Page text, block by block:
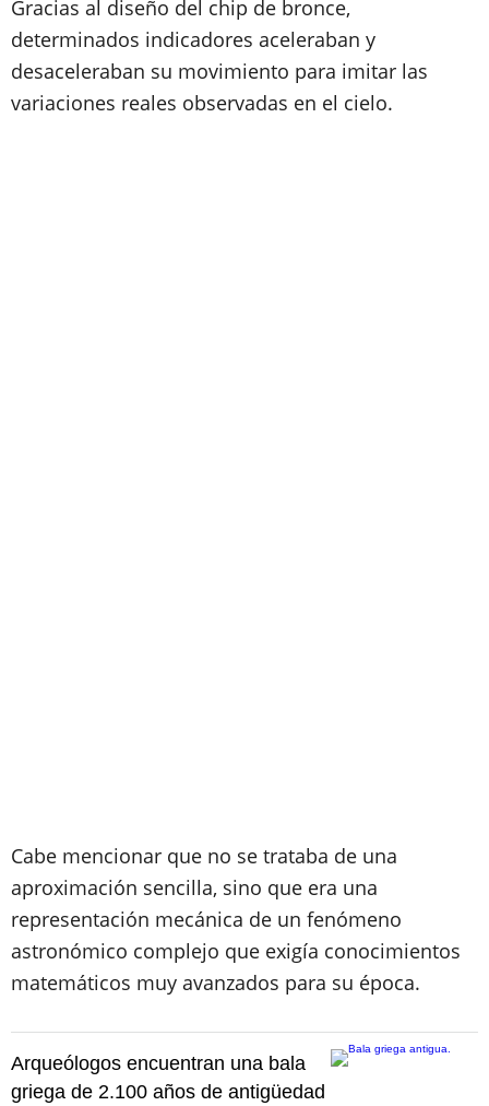
Gracias al diseño del chip de bronce,
determinados indicadores aceleraban y
desaceleraban su movimiento para imitar las
variaciones reales observadas en el cielo.
Cabe mencionar que no se trataba de una
aproximación sencilla, sino que era una
representación mecánica de un fenómeno
astronómico complejo que exigía conocimientos
matemáticos muy avanzados para su época.
Arqueólogos encuentran una bala
griega de 2.100 años de antigüedad